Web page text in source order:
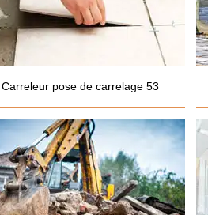
Carreleur pose de carrelage 53